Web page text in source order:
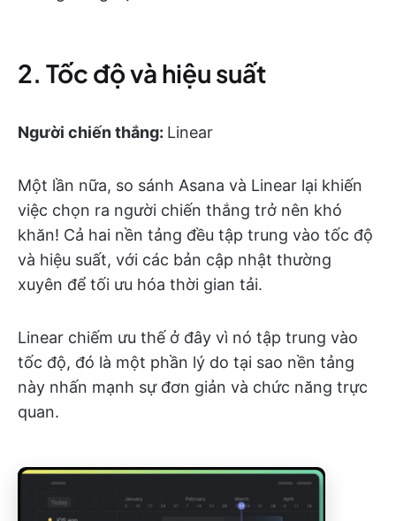
2. Tốc độ và hiệu suất
Người chiến thắng: Linear
Một lần nữa, so sánh Asana và Linear lại khiến
việc chọn ra người chiến thắng trở nên khó
khăn! Cả hai nền tảng đều tập trung vào tốc độ
và hiệu suất, với các bản cập nhật thường
xuyên để tối ưu hóa thời gian tải.
Linear chiếm ưu thế ở đây vì nó tập trung vào
tốc độ, đó là một phần lý do tại sao nền tảng
này nhấn mạnh sự đơn giản và chức năng trực
quan.